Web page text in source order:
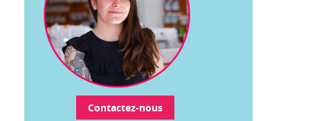
Contactez-nous